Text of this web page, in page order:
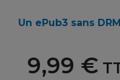
Un ePub3 sans
9,99 €